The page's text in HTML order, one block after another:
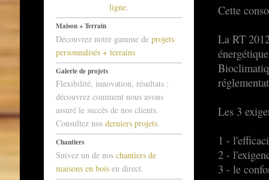
Cette
La RT
Les 3
1 -
2 -
3 - le
ligne.
Maison + Terrain
Découvrez notre gamme de projets
personnalisés + terrains
Galerie de projets
Flexibilité, innovation, résultats :
découvrez comment nous avons
assuré le succès de nos clients.
Consultez nos derniers projets.
Chantiers
Suivez un de nos chantiers de
maisons en boisen direct.